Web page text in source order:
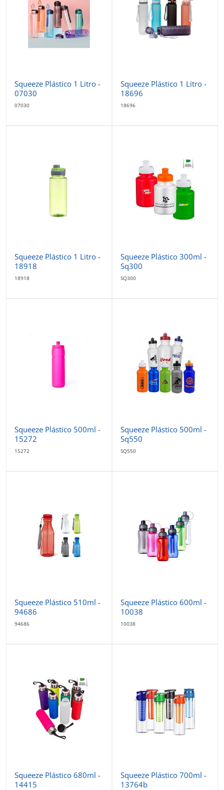
Squeeze Plástico 1 Litro -
07030
07030
Squeeze Plástico 1 Litro -
18696
18696
Squeeze Plástico 1 Litro -
18918
18918
Squeeze Plástico 300ml -
Sq300
SQ300
Squeeze Plástico 500ml -
15272
15272
Squeeze Plástico 500ml -
Sq550
SQ550
Squeeze Plástico 510ml -
94686
94686
Squeeze Plástico 600ml -
10038
10038
Squeeze Plástico 680ml -
14415
Squeeze Plástico 700ml -
13764b